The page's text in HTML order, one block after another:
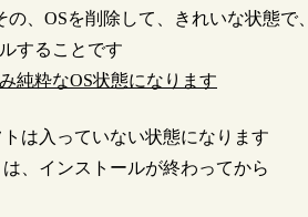
、OSを削除して、きれいな状態で、
することです
純粋なOS状態になります
は入っていない状態になります
、インストールが終わってから